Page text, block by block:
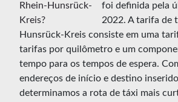
foi definida pela
2022. A tarifa de
Hunsrück-Kreis consiste em uma
tarifas por quilômetro e um
tempo para os tempos de espera.
endereços de início e destino
determinamos a rota de táxi mais